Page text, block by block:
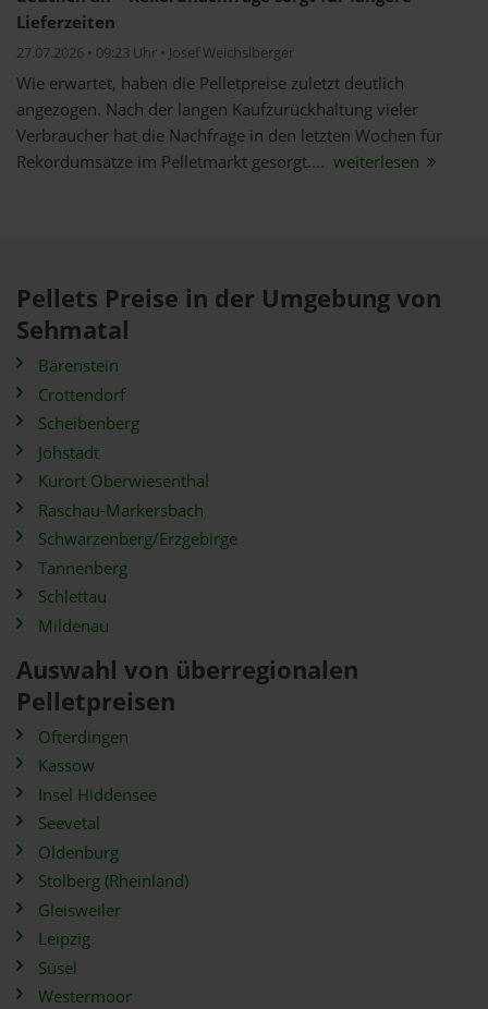
Lieferzeiten
27.07.2026 • 09:23 Uhr • Josef Weichslberger
Wie erwartet, haben die Pelletpreise zuletzt deutlich
angezogen. Nach der langen Kaufzurückhaltung vieler
Verbraucher hat die Nachfrage in den letzten Wochen für
Rekordumsätze im Pelletmarkt gesorgt.... weiterlesen
Pellets Preise in der Umgebung von
Sehmatal
Bärenstein
Crottendorf
Scheibenberg
Jöhstadt
Kurort Oberwiesenthal
Raschau-Markersbach
Schwarzenberg/Erzgebirge
Tannenberg
Schlettau
Mildenau
Auswahl von überregionalen
Pelletpreisen
Ofterdingen
Kassow
Insel Hiddensee
Seevetal
Oldenburg
Stolberg (Rheinland)
Gleisweiler
Leipzig
Süsel
Westermoor